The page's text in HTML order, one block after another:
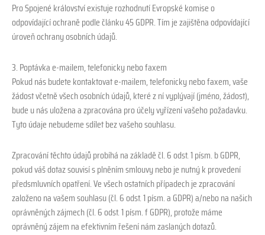
Pro Spojené království existuje rozhodnutí Evropské komise o
odpovídající ochraně podle článku 45 GDPR. Tím je zajištěna odpovídající
úroveň ochrany osobních údajů.
3. Poptávka e-mailem, telefonicky nebo faxem
Pokud nás budete kontaktovat e-mailem, telefonicky nebo faxem, vaše
žádost včetně všech osobních údajů, které z ní vyplývají (jméno, žádost),
bude u nás uložena a zpracována pro účely vyřízení vašeho požadavku.
Tyto údaje nebudeme sdílet bez vašeho souhlasu.
Zpracování těchto údajů probíhá na základě čl. 6 odst. 1 písm. b GDPR,
pokud váš dotaz souvisí s plněním smlouvy nebo je nutný k provedení
předsmluvních opatření. Ve všech ostatních případech je zpracování
založeno na vašem souhlasu (čl. 6 odst. 1 písm. a GDPR) a/nebo na našich
oprávněných zájmech (čl. 6 odst. 1 písm. f GDPR), protože máme
oprávněný zájem na efektivním řešení nám zaslaných dotazů.